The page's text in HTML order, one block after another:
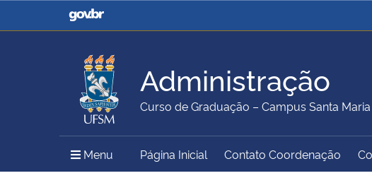
Casa Civil
Ministério da Justiça e
Ministério da Agricultura,
Pecuária e Abastecimento
Ministério da Educação
Ministério do Meio Ambiente Ministério do Turismo
Administração
Curso de Graduação – Campus Santa Maria
Menu Menu Principal do Sítio
Página Inicial Contato Coordenação